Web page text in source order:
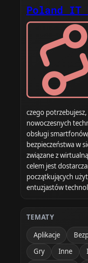
Poland IT
czego
nowoczesnych
obsługi
bezpieczeństwa w
związane z
celem jest
początkujących
entuzjastów
TEMATY
Aplikacje
Gry
Inne